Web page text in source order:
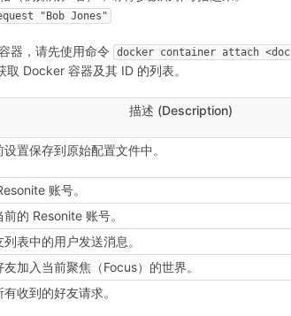
"Bob Jones"
器，请先使用命令 docker container attach
取 Docker 容器及其 ID 的列表。
描述 (Description)
设置保存到原始配置文件中。
账号。
前的 Resonite 账号。
列表中的用户发送消息。
友加入当前聚焦（Focus）的世界。
收到的好友请求。